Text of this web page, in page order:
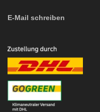
E-Mail schreiben